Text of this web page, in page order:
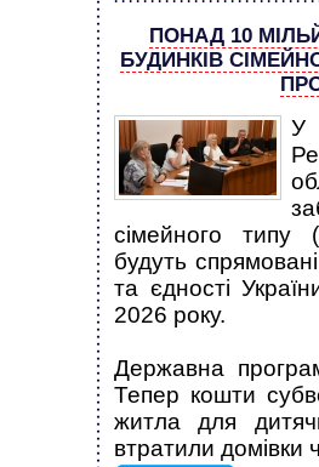
ПОНАД 10
БУДИНКІВ
У
сімейного типу
будуть
та єдності
2026 року.
Державна
Тепер кошти
житла для
втратили домівки